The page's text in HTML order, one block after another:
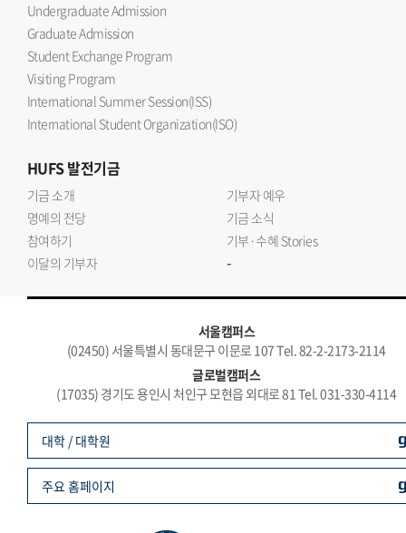
Undergraduate Admission
Graduate Admission
Student Exchange Program
Visiting Program
International Summer Session(ISS)
International Student Organization(ISO)
HUFS발전기금
기금 소개
기부자 예우
명예의 전당
기금 소식
참여하기
기부·수혜 Stories
이달의 기부자
-
서울캠퍼스
(02450) 서울특별시 동대문구 이문로 107 Tel. 82-2-2173-2114
글로벌캠퍼스
(17035) 경기도 용인시 처인구 모현읍 외대로 81 Tel. 031-330-4114
대학 / 대학원
주요 홈페이지